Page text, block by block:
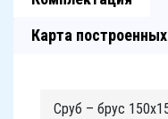
Карта
Сруб – брус